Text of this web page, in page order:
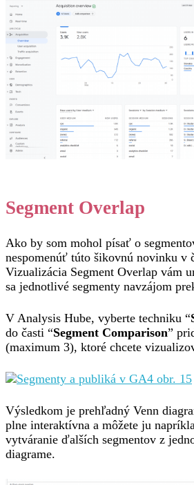
Segment Overlap
Ako by som mohol písať o
nespomenúť túto šikovnú novinku v
Vizualizácia Segment Overlap vám
sa jednotlivé segmenty navzájom
V Analysis Hube, vyberte techniku “
do časti “Segment Comparison”
(maximum 3), ktoré chcete
Výsledkom je prehľadný Venn
plne interaktívna a môžete ju
vytváranie ďalších segmentov z
diagrame.